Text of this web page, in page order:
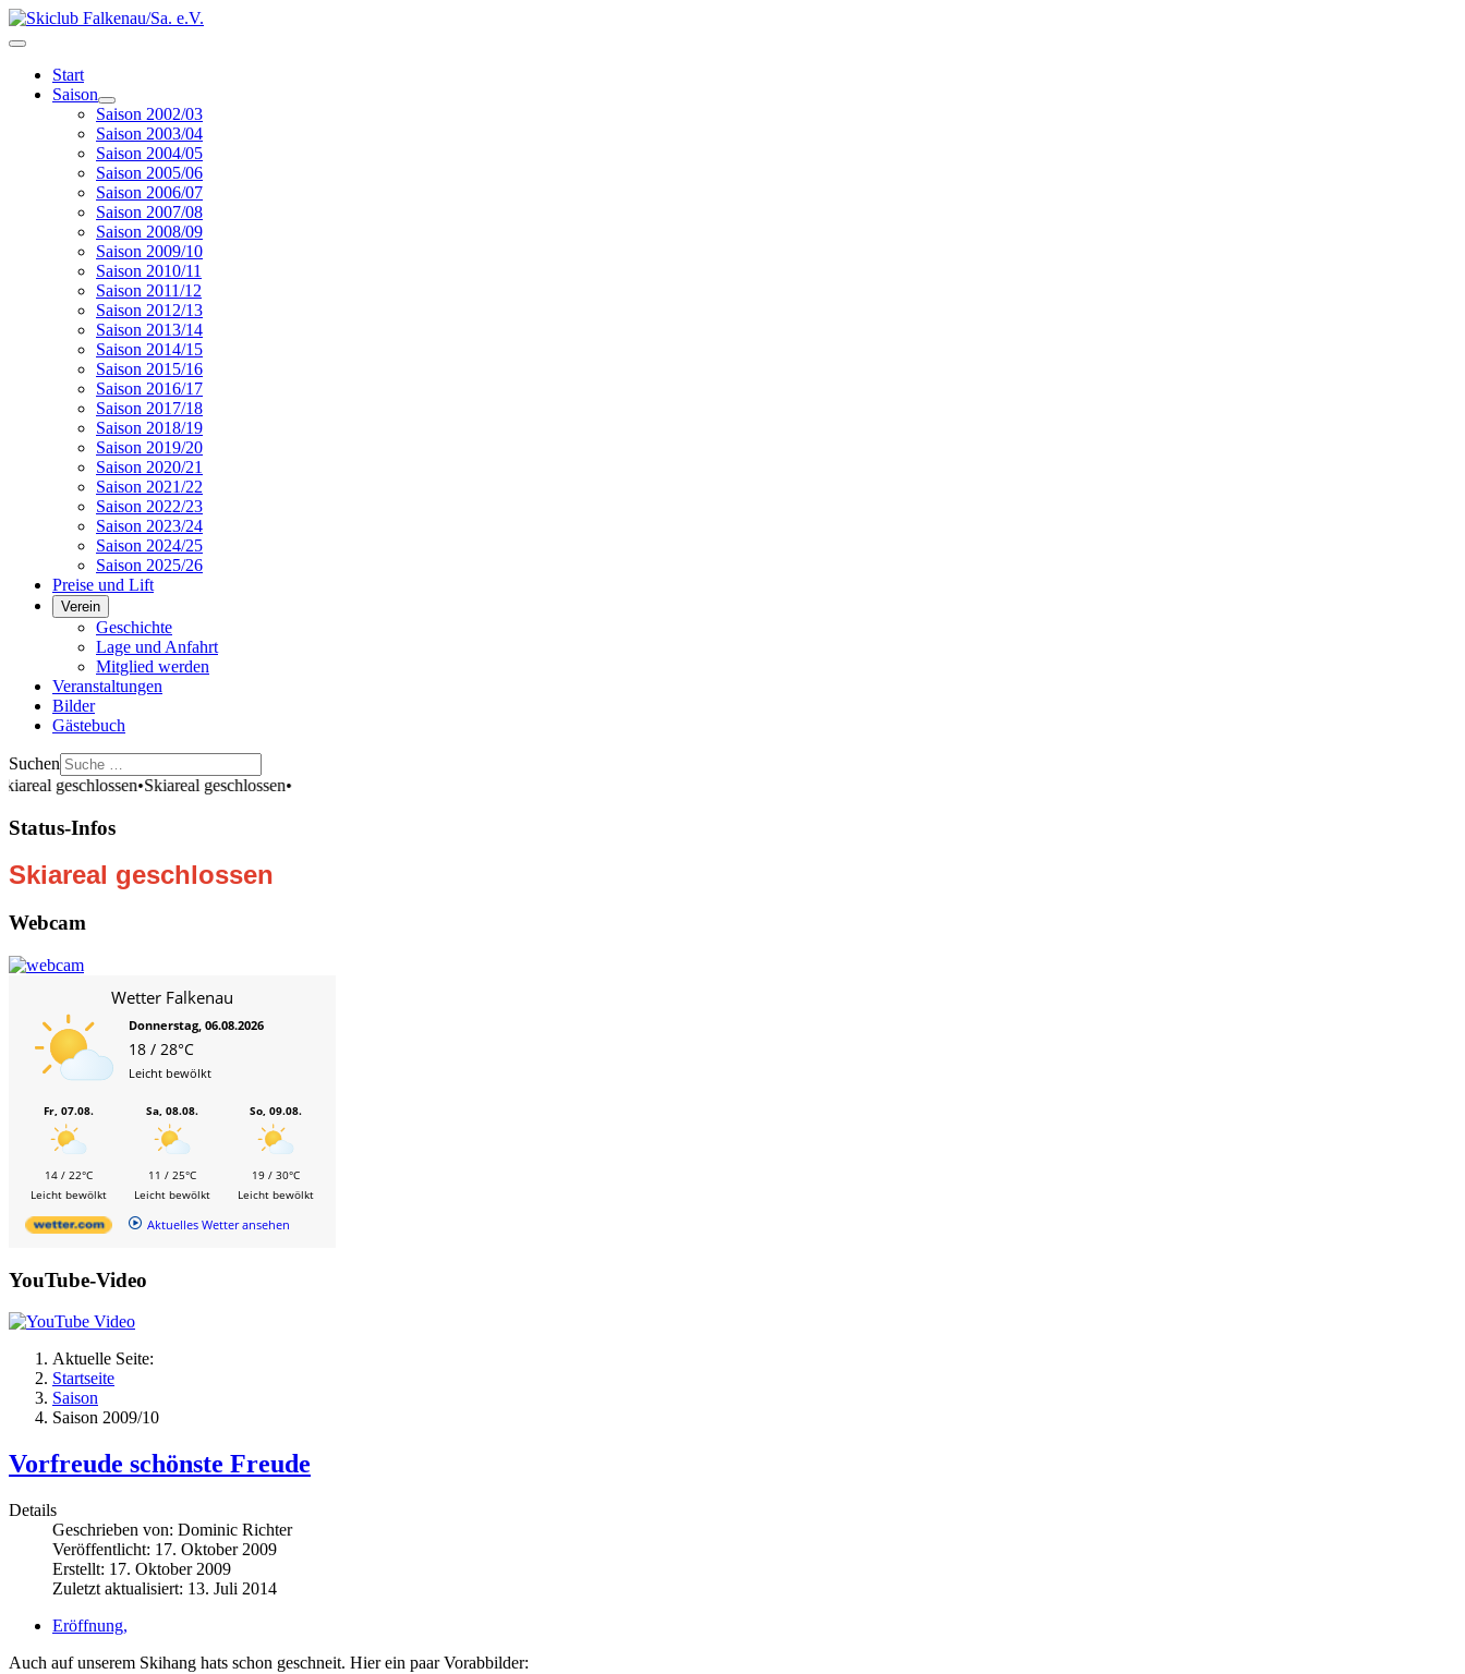
Start
Saison
Saison 2002/03
Saison 2003/04
Saison 2004/05
Saison 2005/06
Saison 2006/07
Saison 2007/08
Saison 2008/09
Saison 2009/10
Saison 2010/11
Saison 2011/12
Saison 2012/13
Saison 2013/14
Saison 2014/15
Saison 2015/16
Saison 2016/17
Saison 2017/18
Saison 2018/19
Saison 2019/20
Saison 2020/21
Saison 2021/22
Saison 2022/23
Saison 2023/24
Saison 2024/25
Saison 2025/26
Preise und Lift
Verein
Geschichte
Lage und Anfahrt
Mitglied werden
Veranstaltungen
Bilder
Gästebuch
Suchen
geschlossen•Skiareal geschlossen•
Status-Infos
Skiareal geschlossen
Webcam
Wetter Falkenau
Donnerstag, 06.08.2026
18 / 28°C
Leicht bewölkt
Fr, 07.08.
14 / 22°C
Leicht bewölkt
Sa, 08.08.
11 / 25°C
Leicht bewölkt
So, 09.08.
19 / 30°C
Leicht bewölkt
Aktuelles Wetter ansehen
YouTube-Video
Aktuelle Seite:
Startseite
Saison
Saison 2009/10
Vorfreude schönste Freude
Details
Geschrieben von: Dominic Richter
Veröffentlicht: 17. Oktober 2009
Erstellt: 17. Oktober 2009
Zuletzt aktualisiert: 13. Juli 2014
Eröffnung,
Auch auf unserem Skihang hats schon geschneit. Hier ein paar Vorabbilder: